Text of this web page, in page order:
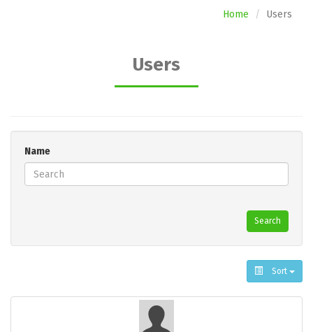
Home Users
Users
Name
Search
Sort